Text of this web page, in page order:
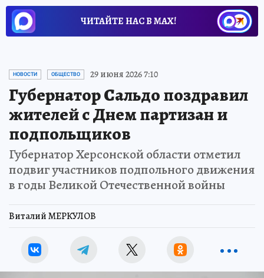
ЧИТАЙТЕ НАС В МАХ!
НОВОСТИ ОБЩЕСТВО 29 июня 2026 7:10
Губернатор Сальдо поздравил
жителей с Днем партизан и
подпольщиков
Губернатор Херсонской области отметил
подвиг участников подпольного движения
в годы Великой Отечественной войны
Виталий МЕРКУЛОВ